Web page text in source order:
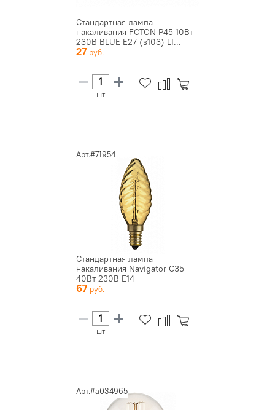
Стандартная лампа
накаливания FOTON P45 10Вт
230В BLUE E27 (s103) LI...
27
шт
Арт.#71954
Стандартная лампа
накаливания Navigator С35
40Вт 230В E14
67
шт
Арт.#a034965